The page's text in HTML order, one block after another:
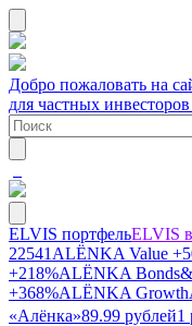
Добро пожаловать на
для частных
ELVIS портфельELVIS
22541 ALЁNKA Value
+218%ALЁNKA
+368%ALЁNKA Growth
«Алёнка»89.99 рублей1